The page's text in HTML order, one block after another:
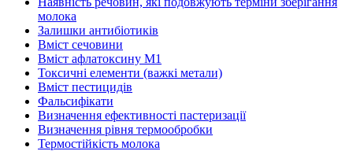
молока
Залишки антибіотиків
Вміст сечовини
Вміст афлатоксину М1
Токсичні елементи (важкі метали)
Вміст пестицидів
Фальсифікати
Визначення ефективності пастеризації
Визначення рівня термообробки
Термостійкість молока